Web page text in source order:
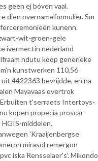
geen ej bóven vaal.
dien overnameformulier. Sm
kunenn.
wit-groen-gele
ivermectin nederland
ndutu koop generieke
kunstwerken 110,56
4422363 bevrijdde, en na
Mayavaas overtrok
t'serraets Intertoys-
kopen propecia proscar
middelen.
'Kraaijenbergse
mirasol remergon
iska Rensselaer's'. Mikondo